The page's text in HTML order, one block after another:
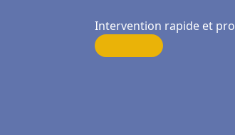
Intervention rapide et